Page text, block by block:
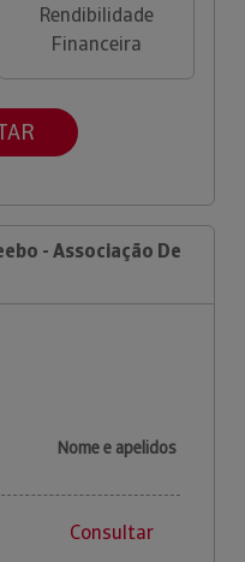
Rendibilidade
Financeira
- Associação De
Nome e apelidos
Consultar